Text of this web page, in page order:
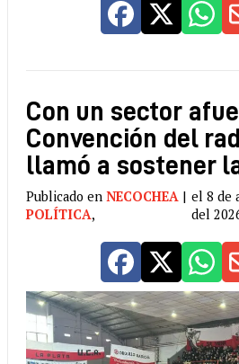
Con un sector
Convención del
llamó a sostener
Publicado en NECOCHEA |
POLÍTICA,
el 8 de
del